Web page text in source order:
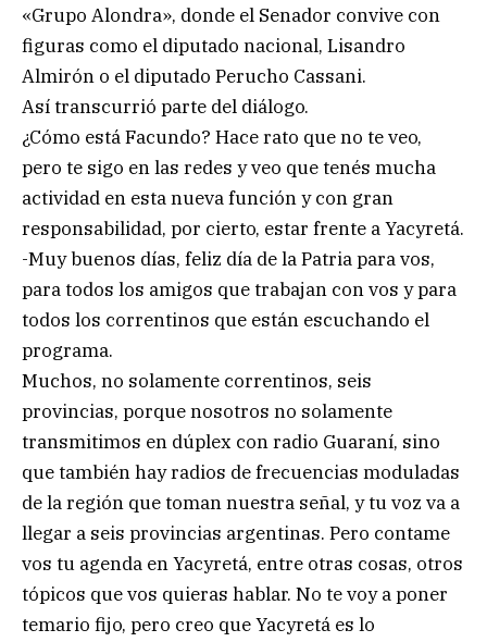
«Grupo Alondra», donde el Senador convive con
figuras como el diputado nacional, Lisandro
Almirón o el diputado Perucho Cassani.
Así transcurrió parte del diálogo.
¿Cómo está Facundo? Hace rato que no te veo,
pero te sigo en las redes y veo que tenés mucha
actividad en esta nueva función y con gran
responsabilidad, por cierto, estar frente a Yacyretá.
-Muy buenos días, feliz día de la Patria para vos,
para todos los amigos que trabajan con vos y para
todos los correntinos que están escuchando el
programa.
Muchos, no solamente correntinos, seis
provincias, porque nosotros no solamente
transmitimos en dúplex con radio Guaraní, sino
que también hay radios de frecuencias moduladas
de la región que toman nuestra señal, y tu voz va a
llegar a seis provincias argentinas. Pero contame
vos tu agenda en Yacyretá, entre otras cosas, otros
tópicos que vos quieras hablar. No te voy a poner
temario fijo, pero creo que Yacyretá es lo